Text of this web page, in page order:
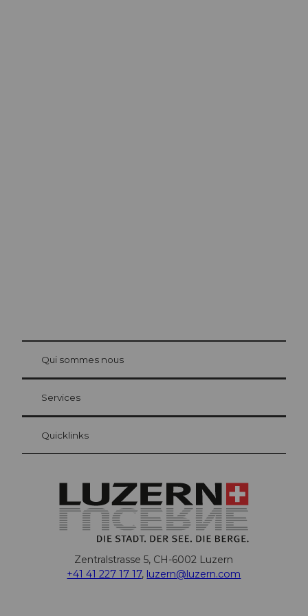
Carte d’hôte Lucerne
Vos avantages en tant qu'hôte pour la nuit
at Bre
Qui sommes nous
Services
Quicklinks
Zentralstrasse 5, CH-6002 Luzern
+41 41 227 17 17, luzern@luzern.com